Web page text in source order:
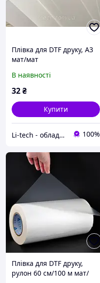
Плівка для DTF друку, A3
мат/мат
В наявності
32₴
Купити
Li-tech - обладнання для шовкографії та швейного виробництва 100%
Плівка для DTF друку,
рулон 60 см/100 м мат/